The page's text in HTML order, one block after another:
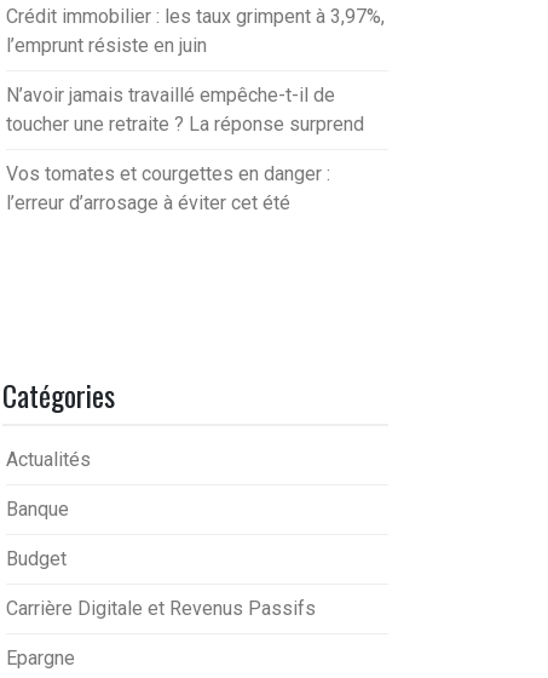
Crédit immobilier : les taux grimpent à 3,97%,
l’emprunt résiste en juin
N’avoir jamais travaillé empêche-t-il de
toucher une retraite ? La réponse surprend
Vos tomates et courgettes en danger :
l’erreur d’arrosage à éviter cet été
Catégories
Actualités
Banque
Budget
Carrière Digitale et Revenus Passifs
Epargne